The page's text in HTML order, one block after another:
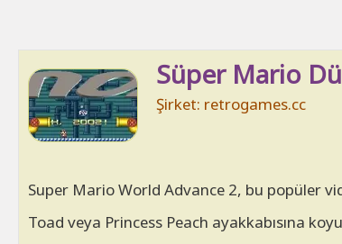
Süper Mario
Şirket: retrogames.cc
Super Mario World Advance 2, bu popüler
Toad veya Princess Peach ayakkabısına